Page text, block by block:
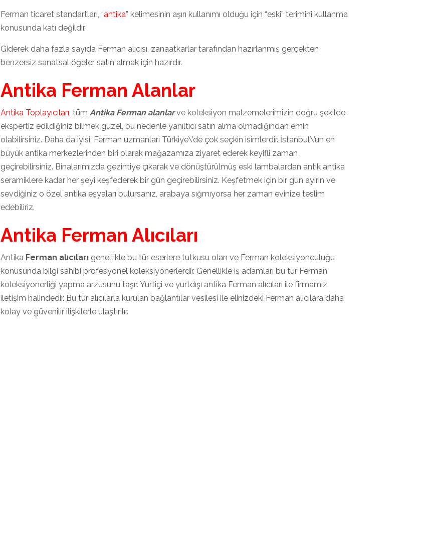
Ferman ticaret standartları, “antika” kelimesinin aşırı kullanımı olduğu için “eski” terimini kullanma
konusunda katı değildir.
Giderek daha fazla sayıda Ferman alıcısı, zanaatkarlar tarafından hazırlanmış gerçekten
benzersiz sanatsal öğeler satın almak için hazırdır.
Antika Ferman Alanlar
Antika Toplayıcıları, tüm Antika Ferman alanlarve koleksiyon malzemelerimizin doğru şekilde
ekspertiz edildiğiniz bilmek güzel, bu nedenle yanıltıcı satın alma olmadığından emin
olabilirsiniz. Daha da iyisi, Ferman uzmanları Türkiye\’de çok seçkin isimlerdir. İstanbul\’un en
büyük antika merkezlerinden biri olarak mağazamıza ziyaret ederek keyifli zaman
geçirebilirsiniz. Binalarımızda gezintiye çıkarak ve dönüştürülmüş eski lambalardan antik antika
seramiklere kadar her şeyi keşfederek bir gün geçirebilirsiniz. Keşfetmek için bir gün ayırın ve
sevdiğiniz o özel antika eşyaları bulursanız, arabaya sığmıyorsa her zaman evinize teslim
edebiliriz.
Antika Ferman Alıcıları
Antika Ferman alıcıları genellikle bu tür eserlere tutkusu olan ve Ferman koleksiyonculuğu
konusunda bilgi sahibi profesyonel koleksiyonerlerdir. Genellikle iş adamları bu tür Ferman
koleksiyonerliği yapma arzusunu taşır. Yurtiçi ve yurtdışı antika Ferman alıcıları ile firmamız
iletişim halindedir. Bu tür alıcılarla kurulan bağlantılar vesilesi ile elinizdeki Ferman alıcılara daha
kolay ve güvenilir ilişkilerle ulaştırılır.